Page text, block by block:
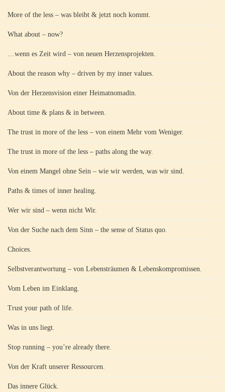
More of the less – was bleibt & jetzt noch kommt.
What about – now?
…wenn es Zeit wird – von neuen Herzensprojekten.
About the reason why – driven by my inner values.
Von der Herzensvision einer Heimatnomadin.
About time & plans & in between.
The trust in more of the less – von einem Mehr vom Weniger.
The trust in more of the less – paths along the way.
Von einem Mangel ohne Sein – wie wir werden, was wir sind.
Paths & times of inner healing.
Wer wir sind – wenn nicht Wir.
Von der Suche nach dem Sinn – the sense of Status quo.
Choices.
Selbstverantwortung – von Lebensträumen & Lebenskompromissen.
Vom Leben im Einklang.
Trust your path of life.
Was in uns liegt.
Stop running – you’re already there.
Von der Kraft unserer Ressourcen.
Das innere Glück.